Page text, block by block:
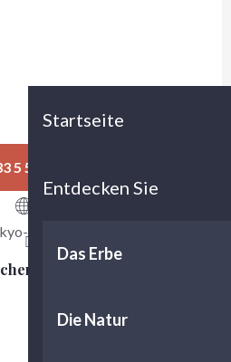
Startseite
Entdecken Sie
Das Erbe
Die Natur
5 56 18 51
restaurant.fr